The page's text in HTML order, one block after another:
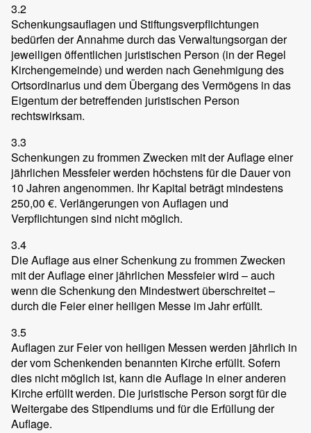
3.2
Schenkungsauflagen und Stiftungsverpflichtungen
bedürfen der Annahme durch das Verwaltungsorgan der
jeweiligen öffentlichen juristischen Person (in der Regel
Kirchengemeinde) und werden nach Genehmigung des
Ortsordinarius und dem Übergang des Vermögens in das
Eigentum der betreffenden juristischen Person
rechtswirksam.
3.3
Schenkungen zu frommen Zwecken mit der Auflage einer
jährlichen Messfeier werden höchstens für die Dauer von
10 Jahren angenommen. Ihr Kapital beträgt mindestens
250,00 €. Verlängerungen von Auflagen und
Verpflichtungen sind nicht möglich.
3.4
Die Auflage aus einer Schenkung zu frommen Zwecken
mit der Auflage einer jährlichen Messfeier wird – auch
wenn die Schenkung den Mindestwert überschreitet –
durch die Feier einer heiligen Messe im Jahr erfüllt.
3.5
Auflagen zur Feier von heiligen Messen werden jährlich in
der vom Schenkenden benannten Kirche erfüllt. Sofern
dies nicht möglich ist, kann die Auflage in einer anderen
Kirche erfüllt werden. Die juristische Person sorgt für die
Weitergabe des Stipendiums und für die Erfüllung der
Auflage.